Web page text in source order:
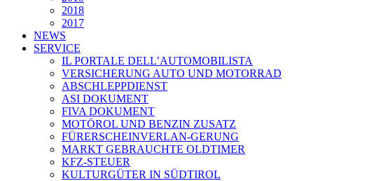
2018
2017
NEWS
SERVICE
IL PORTALE DELL’AUTOMOBILISTA
VERSICHERUNG AUTO UND MOTORRAD
ABSCHLEPPDIENST
ASI DOKUMENT
FIVA DOKUMENT
MOTÖROL UND BENZIN ZUSATZ
FÜRERSCHEINVERLAN-GERUNG
MARKT GEBRAUCHTE OLDTIMER
KFZ-STEUER
KULTURGÜTER IN SÜDTIROL